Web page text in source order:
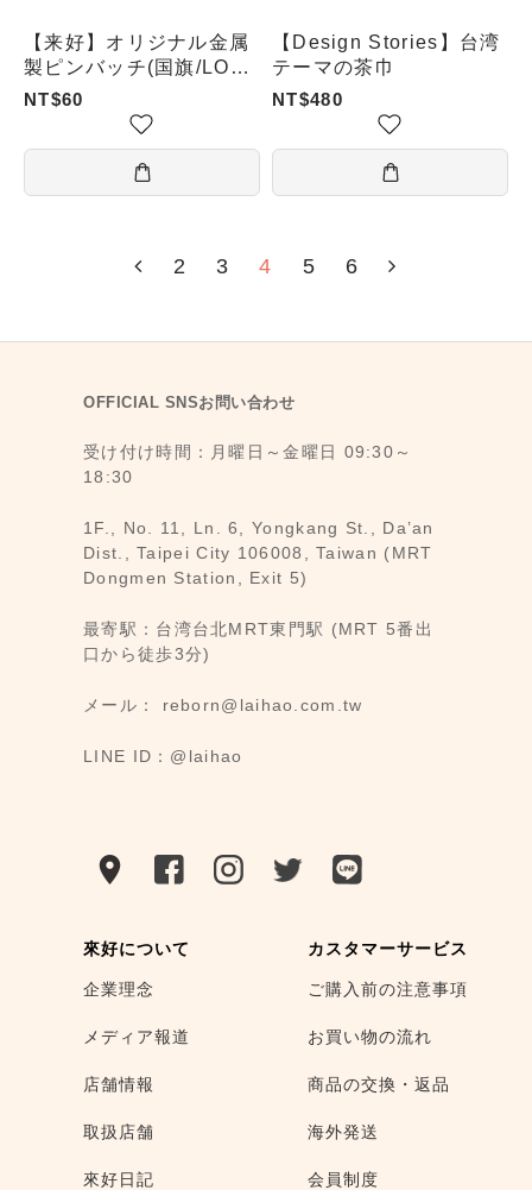
【来好】オリジナル金属
製ピンバッチ(国旗/LOVE
TAIWAN/漁師網バッグ/
タピオカミルクティー)
NT$60
【Design Stories】台湾
テーマの茶巾
NT$480
2 3 4 5 6
OFFICIAL SNSお問い合わせ
受け付け時間：月曜日～金曜日 09:30～
18:30
1F., No. 11, Ln. 6, Yongkang St., Da’an
Dist., Taipei City 106008, Taiwan (MRT
Dongmen Station, Exit 5)
最寄駅：台湾台北MRT東門駅 (MRT 5番出
口から徒歩3分)
メール： reborn@laihao.com.tw
LINE ID：@laihao
來好について
企業理念
メディア報道
店舗情報
取扱店舗
來好日記
カスタマーサービス
ご購入前の注意事項
お買い物の流れ
商品の交換・返品
海外発送
会員制度